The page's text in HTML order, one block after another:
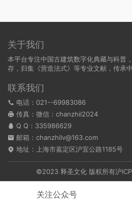
关于我们
本平台专注中国古建筑数字化典藏与科普
存，归集《营造法式》等专业文献，传承
联系我们
电话：021--69983086
传真：微信：chanzhil2024
Q Q： 335986629
邮箱：chanzhilv@163.com
地址：上海市嘉定区沪宜公路1185号
©2023 释圣文化 版权所有沪
关注公众号